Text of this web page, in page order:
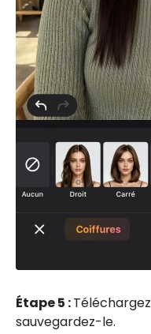
Étape 5 :
sauvegardez-le.